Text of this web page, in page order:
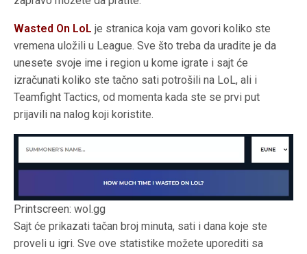
Wasted On LoL je stranica koja vam govori koliko ste
vremena uložili u League. Sve što treba da uradite je da
unesete svoje ime i region u kome igrate i sajt će
izračunati koliko ste tačno sati potrošili na LoL, ali i
Teamfight Tactics, od momenta kada ste se prvi put
prijavili na nalog koji koristite.
Printscreen: wol.gg
Sajt će prikazati tačan broj minuta, sati i dana koje ste
proveli u igri. Sve ove statistike možete uporediti sa